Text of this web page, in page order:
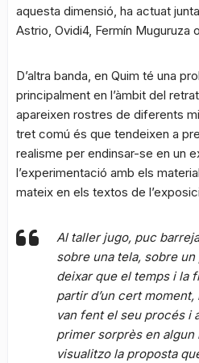
aquesta dimensió, ha actuat
Astrio, Ovidi4, Fermín Muguruza
D’altra banda, en Quim té una
principalment en l’àmbit del
apareixen rostres de diferents
tret comú és que tendeixen a
realisme per endinsar-se en un
l’experimentació amb els
mateix en els textos de
Al taller jugo, puc
sobre una tela, sobre
deixar que el temps i la
partir d’un cert
van fent el seu procés i
primer sorprès en algun
visualitzo la proposta